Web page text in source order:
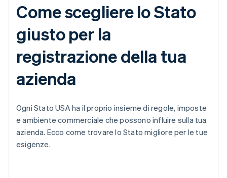
Come scegliere lo Stato
giusto per la
registrazione della tua
azienda
Ogni Stato USA ha il proprio insieme di regole, imposte
e ambiente commerciale che possono influire sulla tua
azienda. Ecco come trovare lo Stato migliore per le tue
esigenze.